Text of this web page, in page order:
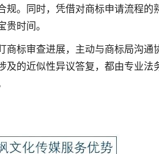
规。同时，凭借对商标申请流程的
时间。
商标审查进展，主动与商标局沟
及的近似性异议答复，都由专业法